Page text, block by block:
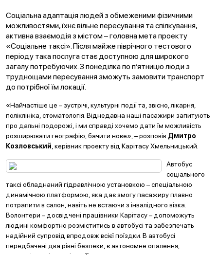
Соціальна адаптація людей з обмеженими фізичними
можливостями, їхнє вільне пересування та спілкування,
активна взаємодія з містом – головна мета проекту
«Соціальне таксі». Після майже піврічного тестового
періоду така послуга стає доступною для широкого
загалу потребуючих. З понеділка по п’ятницю люди з
труднощами пересування зможуть замовити транспорт
до потрібної їм локації.
«Найчастіше це – зустрічі, культурні події та, звісно, лікарня,
поліклініка, стоматологія. Віднедавна наші пасажири запитують
про дальні подорожі, і ми справді хочемо дати їм можливість
розширювати географію, бачити нове», – розповів Дмитро
Козловський , керівник проекту від Карітасу Хмельницький.
Автобус
соціального
таксі обладнаний гідравлічною установкою – спеціальною
динамічною платформою, яка дає змогу пасажиру плавно
потрапити в салон, навіть не встаючи з інвалідного візка.
Волонтери – досвідчені працівники Карітасу – допоможуть
людині комфортно розміститись в автобусі та забезпечать
надійний супровід впродовж всієї поїздки. В автобусі
передбачені два рівні безпеки, є автономне опалення,